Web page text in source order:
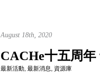
August 18th, 2020
CACHe十五周年
最新活動 最新消息 資源庫